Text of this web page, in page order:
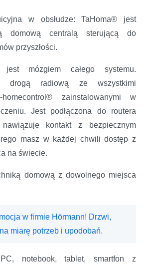
w obsłudze: TaHoma® jest
domową centralą sterującą do
przyszłości.
mózgiem całego systemu.
drogą radiową ze wszystkimi
homecontrol® zainstalowanymi w
Jest podłączona do routera
kontakt z bezpiecznym
masz w każdej chwili dostęp z
na świecie.
domową z dowolnego miejsca
w firmie Hörmann! Drzwi,
miarę potrzeb i upodobań.
notebook, tablet, smartfon z